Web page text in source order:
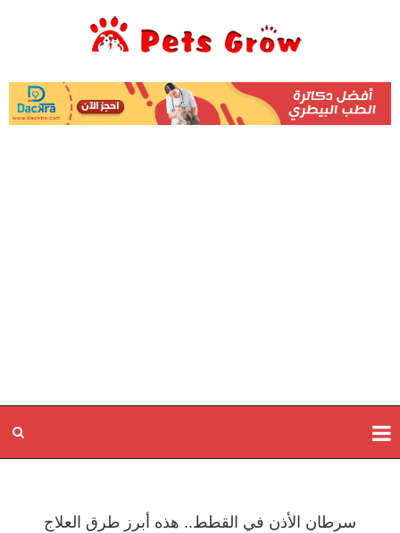
سرطان الأذن في القطط.. هذه أبرز طرق العلاج